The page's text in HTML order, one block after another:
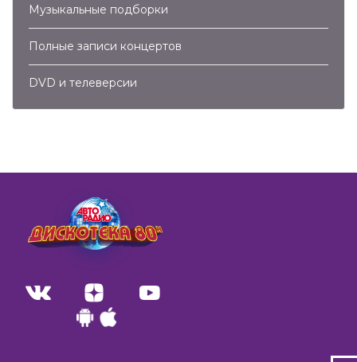
Музыкальные подборки
Полные записи концертов
DVD и телеверсии